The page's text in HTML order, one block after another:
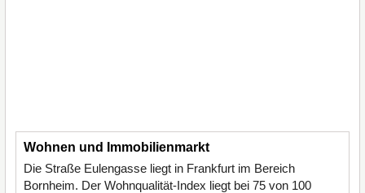
Wohnen und Immobilienmarkt
Die Straße Eulengasse liegt in Frankfurt im Bereich
Bornheim. Der Wohnqualität-Index liegt bei 75 von 100